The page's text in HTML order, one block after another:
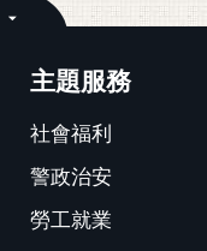
主題服務
社會福利
警政治安
勞工就業